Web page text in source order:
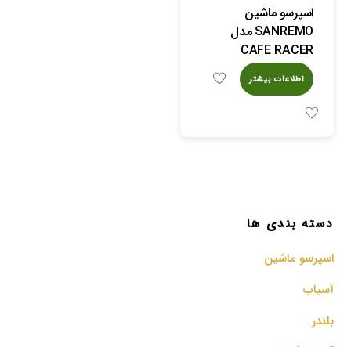
اسپرسو ماشین
SANREMO مدل
CAFE RACER
اطلاعات بیشتر
دسته بندی ها
اسپرسو‌ ماشین
آسیاب
بلندر